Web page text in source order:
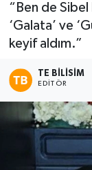
“Ben de Sibel
‘Galata’ ve
keyif aldım.”
TE BILISIM
EDITÖR
Haber